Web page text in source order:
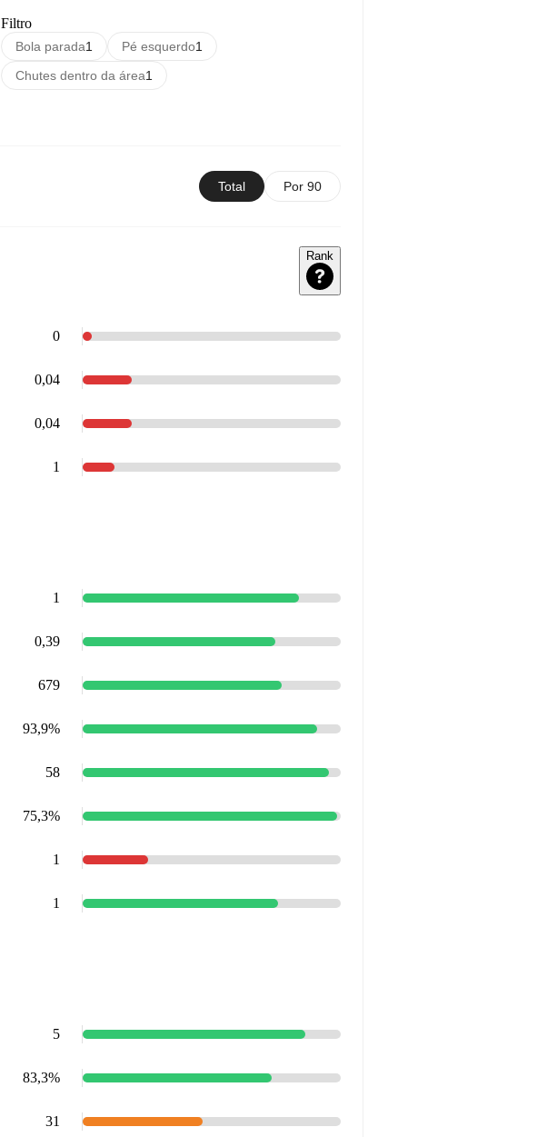
Filtro
Bola parada1 Pé esquerdo1
Chutes dentro da área1
Total Por 90
Rank
0
0,04
0,04
1
1
0,39
679
93,9%
58
75,3%
1
1
5
83,3%
31